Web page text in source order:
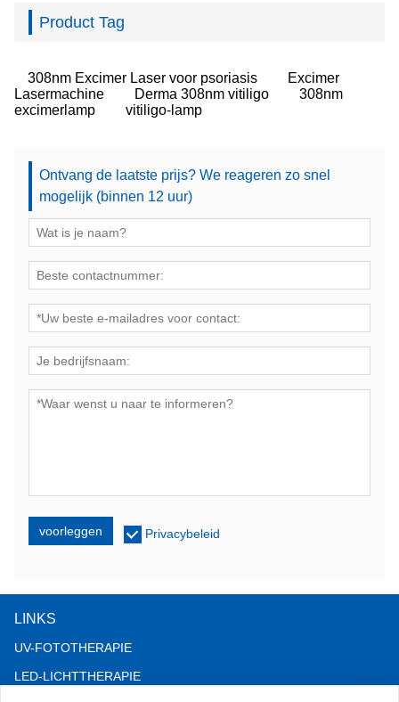
Product Tag
308nm Excimer Laser voor psoriasis
Excimer
Lasermachine
Derma 308nm vitiligo
308nm
excimerlamp
vitiligo-lamp
Ontvang de laatste prijs? We reageren zo snel
mogelijk (binnen 12 uur)
voorleggen Privacybeleid
LINKS
UV-FOTOTHERAPIE
LED-LICHTTHERAPIE